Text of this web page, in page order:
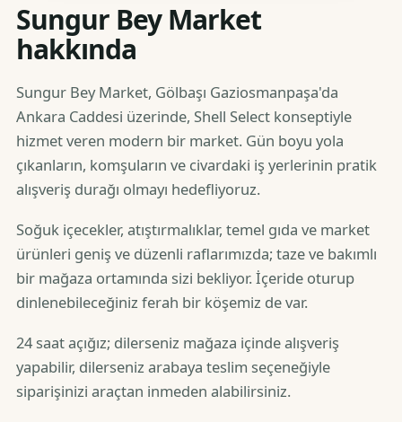
Sungur Bey Market
hakkında
Sungur Bey Market, Gölbaşı Gaziosmanpaşa'da
Ankara Caddesi üzerinde, Shell Select konseptiyle
hizmet veren modern bir market. Gün boyu yola
çıkanların, komşuların ve civardaki iş yerlerinin pratik
alışveriş durağı olmayı hedefliyoruz.
Soğuk içecekler, atıştırmalıklar, temel gıda ve market
ürünleri geniş ve düzenli raflarımızda; taze ve bakımlı
bir mağaza ortamında sizi bekliyor. İçeride oturup
dinlenebileceğiniz ferah bir köşemiz de var.
24 saat açığız; dilerseniz mağaza içinde alışveriş
yapabilir, dilerseniz arabaya teslim seçeneğiyle
siparişinizi araçtan inmeden alabilirsiniz.